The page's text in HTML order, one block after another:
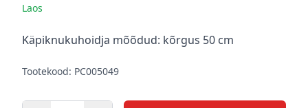
Laos
Kirjeldus
Käpiknukuhoidja mõõdud: kõrgus 50 cm
Tootekood: PC005049